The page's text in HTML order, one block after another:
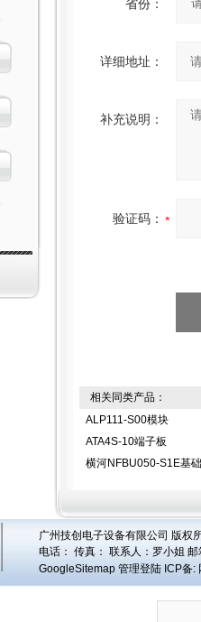
省份：
详细地址：
补充说明：
验证码：
相关同类产品：
ALP111-S00模块
ATA4S-10端子板
广州技创电子设备有限公司 版权
电话： 传真： 联系人： 罗小姐 邮
GoogleSitemap 管理登陆 ICP备: